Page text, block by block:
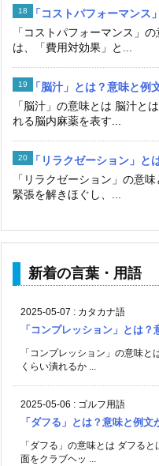
「コストパフォーマンス
「コストパフォーマンス」
は、「費用対効果」と...
「脳汁」とは？意味と例
「脳汁」の意味とは 脳汁と
れる脳内麻薬を表す...
「リラクゼーション」と
「リラクゼーション」の意
緊張を解きほぐし、...
新着の言葉・用語
2025-05-07 : カタカナ語
「コンプレッション」とは
「コンプレッション」の意味
くらい潰れるか ...
2025-05-06 : ゴルフ用語
「ダフる」とは？意味と例文
「ダフる」の意味とは ダフる
面をクラブヘッ ...